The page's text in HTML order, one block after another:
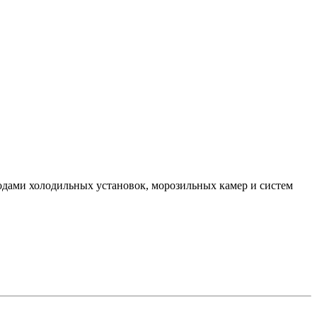
холодильных установок, морозильных камер и систем